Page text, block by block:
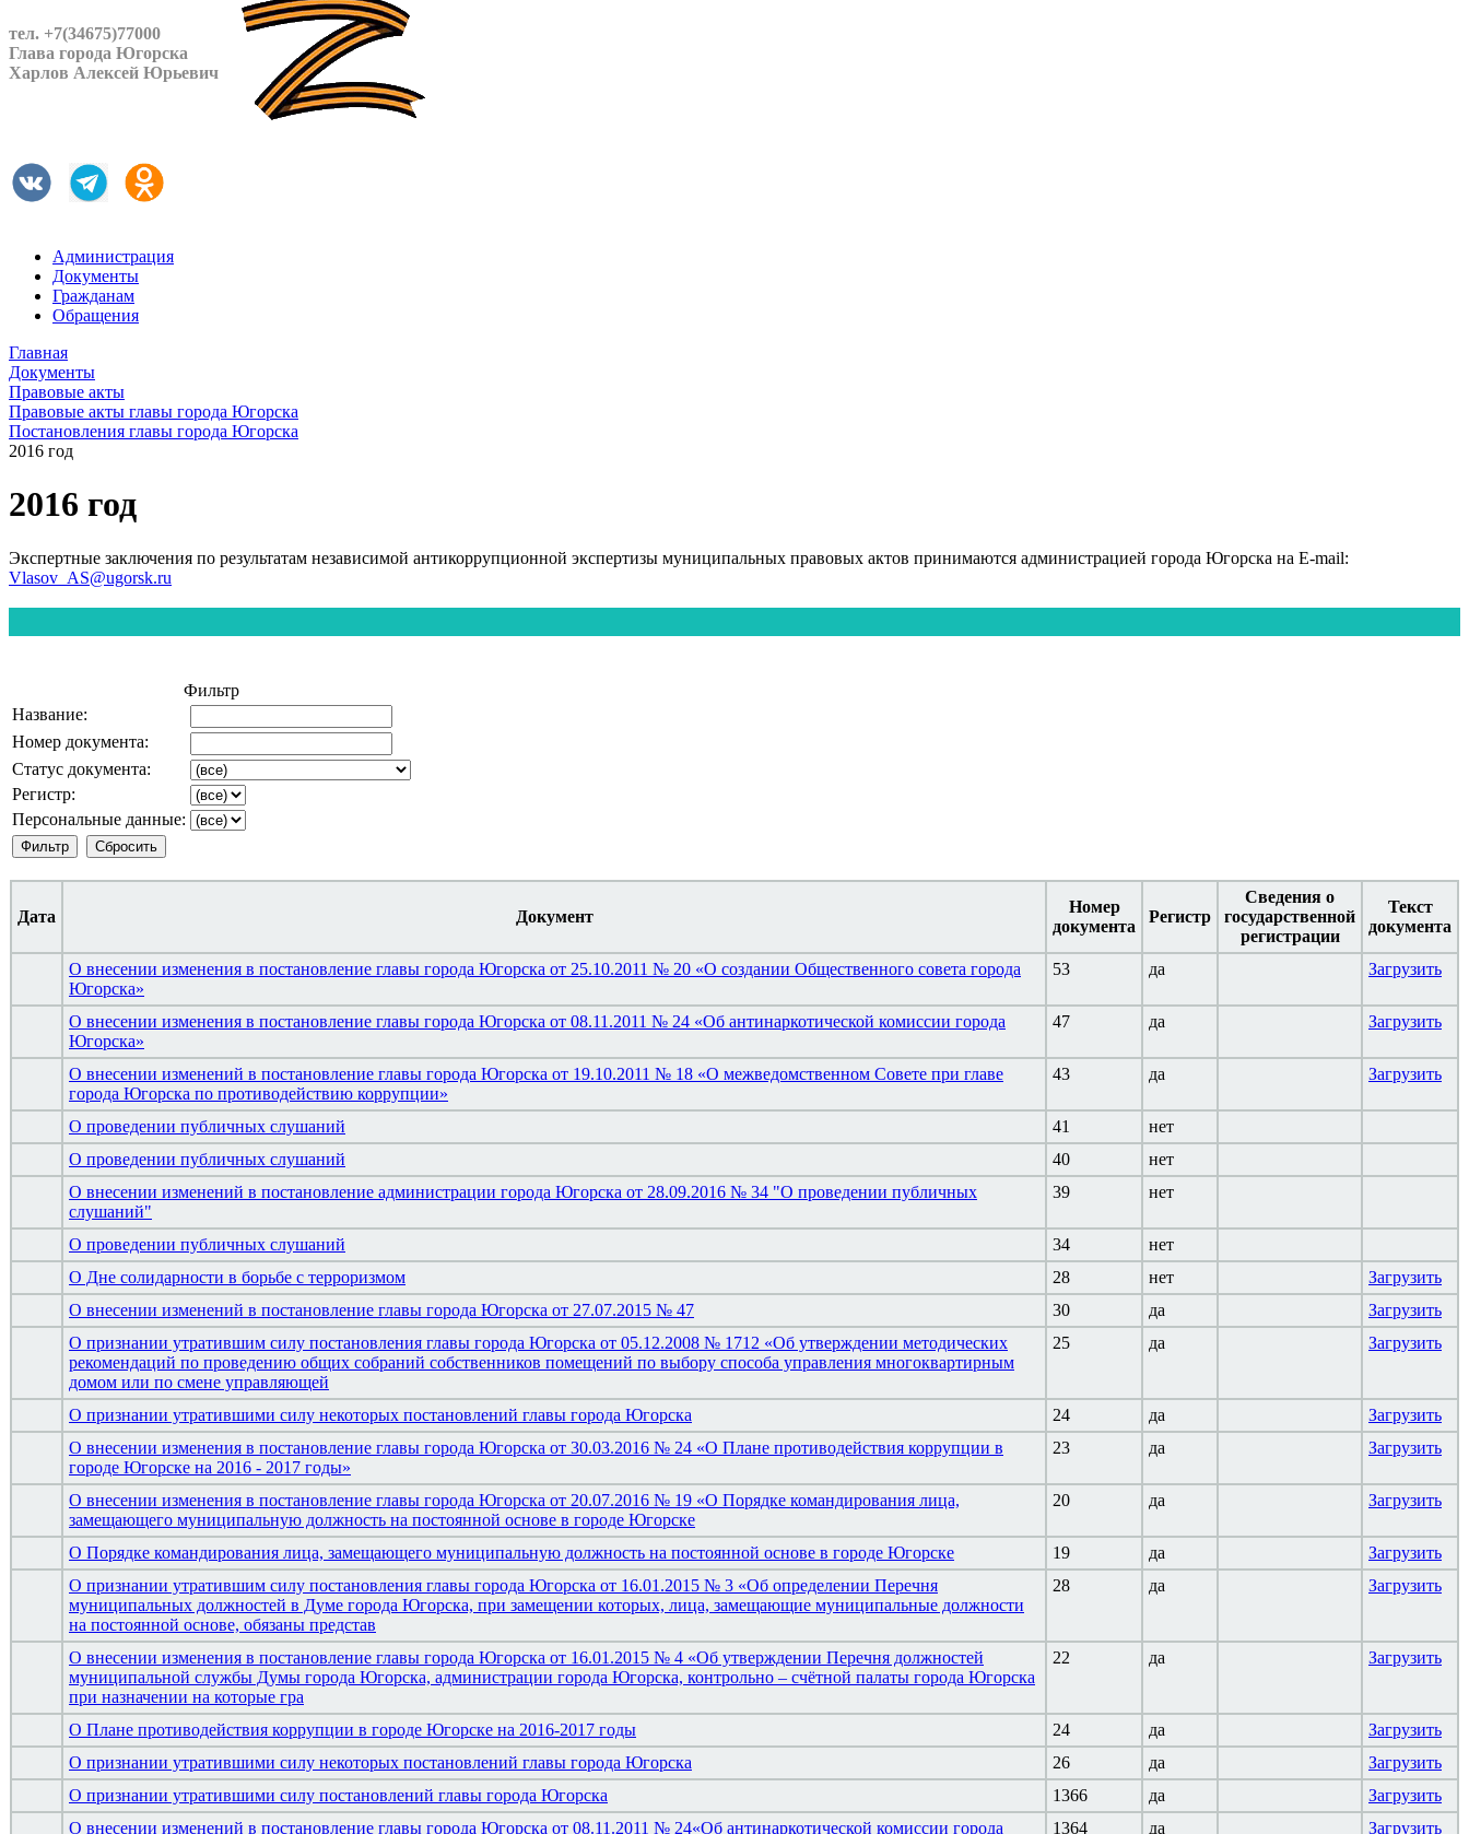
тел. +7(34675)77000
Глава города Югорска
Харлов Алексей Юрьевич
Администрация
Документы
Гражданам
Обращения
Главная
Документы
Правовые акты
Правовые акты главы города Югорска
Постановления главы города Югорска
2016 год
2016 год
Экспертные заключения по результатам независимой антикоррупционной экспертизы муниципальных правовых актов принимаются администрацией города Югорска на E-mail:
Vlasov_AS@ugorsk.ru
Фильтр
Название:
Номер документа:
Статус документа:
Регистр:
Персональные данные:
Дата Документ
Номер
документа
Регистр
Сведения о
государственной
регистрации
Текст
документа
О внесении изменения в постановление главы города Югорска от 25.10.2011 № 20 «О создании Общественного совета города
Югорска»
53 да Загрузить
О внесении изменения в постановление главы города Югорска от 08.11.2011 № 24 «Об антинаркотической комиссии города
Югорска»
47 да Загрузить
О внесении изменений в постановление главы города Югорска от 19.10.2011 № 18 «О межведомственном Совете при главе
города Югорска по противодействию коррупции»
43 да Загрузить
О проведении публичных слушаний 41
нет
О проведении публичных слушаний
40
нет
О внесении изменений в постановление администрации города Югорска от 28.09.2016 № 34 "О проведении публичных
слушаний"
39 нет
О проведении публичных слушаний 34
нет
О Дне солидарности в борьбе с терроризмом
28 нет
Загрузить
О внесении изменений в постановление главы города Югорска от 27.07.2015 № 47
30 да
Загрузить
О признании утратившим силу постановления главы города Югорска от 05.12.2008 № 1712 «Об утверждении методических
рекомендаций по проведению общих собраний собственников помещений по выбору способа управления многоквартирным
домом или по смене управляющей
25 да Загрузить
О признании утратившими силу некоторых постановлений главы города Югорска 24 да
Загрузить
О внесении изменения в постановление главы города Югорска от 30.03.2016 № 24 «О Плане противодействия коррупции в
городе Югорске на 2016 - 2017 годы»
23 да Загрузить
О внесении изменения в постановление главы города Югорска от 20.07.2016 № 19 «О Порядке командирования лица,
замещающего муниципальную должность на постоянной основе в городе Югорске
20 да Загрузить
О Порядке командирования лица, замещающего муниципальную должность на постоянной основе в городе Югорске 19 да
Загрузить
О признании утратившим силу постановления главы города Югорска от 16.01.2015 № 3 «Об определении Перечня
муниципальных должностей в Думе города Югорска, при замещении которых, лица, замещающие муниципальные должности
на постоянной основе, обязаны представ
28 да Загрузить
О внесении изменения в постановление главы города Югорска от 16.01.2015 № 4 «Об утверждении Перечня должностей
муниципальной службы Думы города Югорска, администрации города Югорска, контрольно – счётной палаты города Югорска
при назначении на которые гра
22 да Загрузить
О Плане противодействия коррупции в городе Югорске на 2016-2017 годы 24 да
Загрузить
О признании утратившими силу некоторых постановлений главы города Югорска
26 да
Загрузить
О признании утратившими силу постановлений главы города Югорска
1366 да
Загрузить
О внесении изменений в постановление главы города Югорска от 08.11.2011 № 24«Об антинаркотической комиссии города
1364 да Загрузить